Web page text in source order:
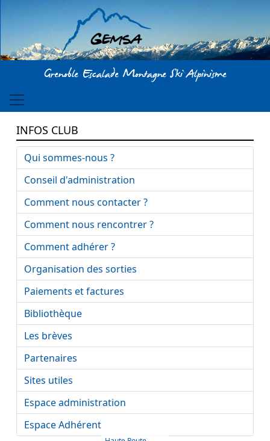
Aller au contenu principal
Grenoble Escalade Montagne Ski Alpinisme
INFOS CLUB
Qui sommes-nous ?
Conseil d'administration
Comment nous contacter ?
Comment nous rencontrer ?
Comment adhérer ?
Organisation des sorties
Paiements et factures
Bibliothèque
Les brèves
Partenaires
Sites utiles
Espace administration
Espace Adhérent